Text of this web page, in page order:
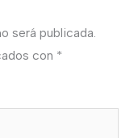
será publicada.
con *